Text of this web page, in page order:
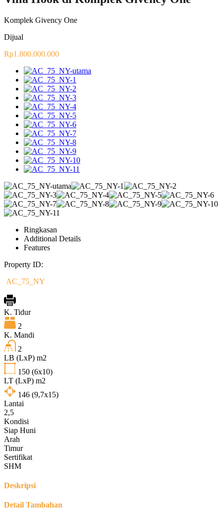
Komplek Givency One
Dijual
Rp1.800.000.000
Ringkasan
Additional Details
Features
Property ID:
AC_75_NY
K. Tidur
2
K. Mandi
2
LB (LxP) m2
150 (6x10)
LT (LxP) m2
146 (9,7x15)
Lantai
2,5
Kondisi
Siap Huni
Arah
Timur
Sertifikat
SHM
Deskripsi
Detail Tambahan